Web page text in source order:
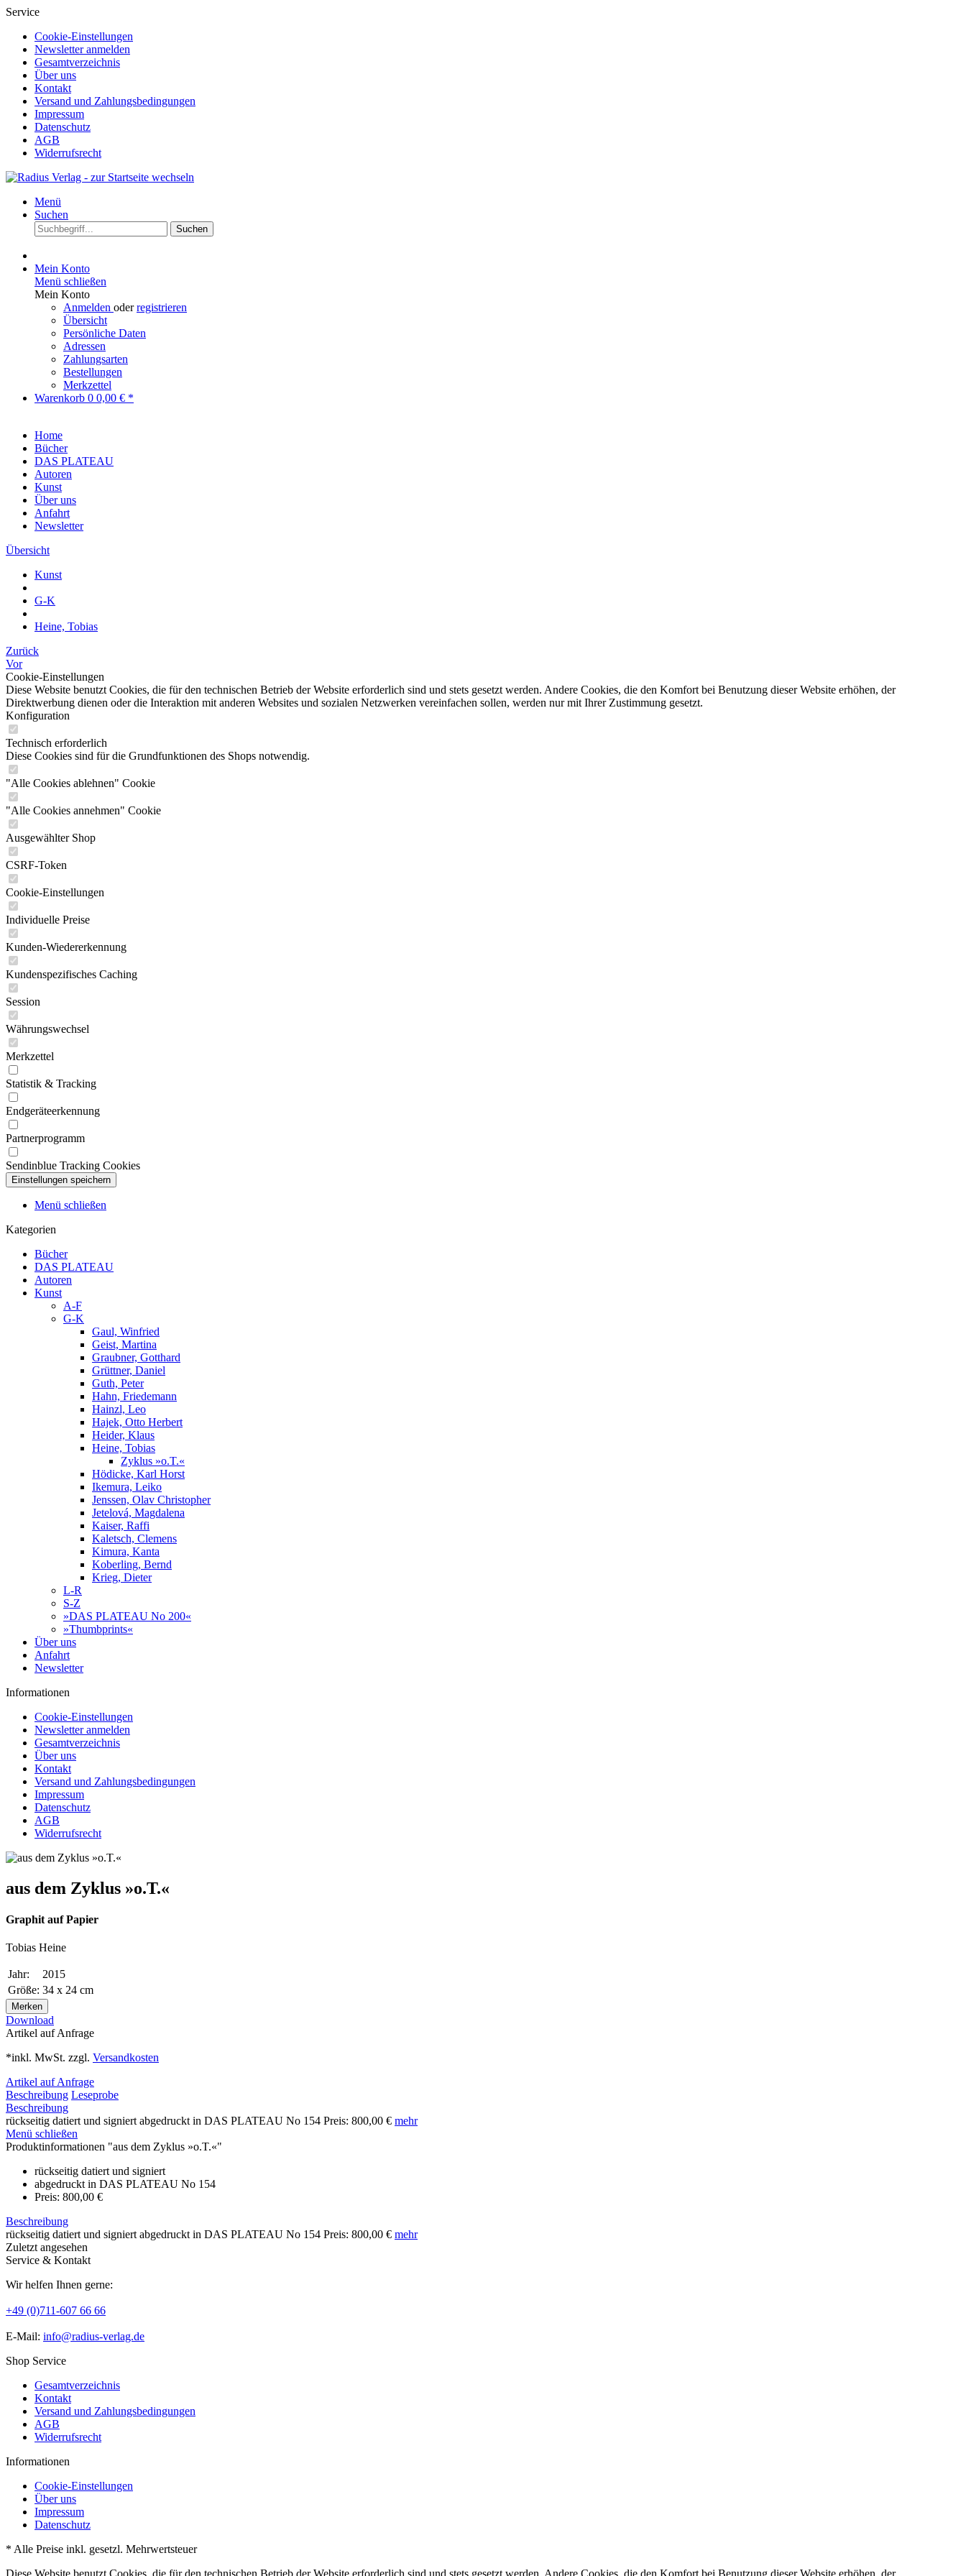
Service
Cookie-Einstellungen
Newsletter anmelden
Gesamtverzeichnis
Über uns
Kontakt
Versand und Zahlungsbedingungen
Impressum
Datenschutz
AGB
Widerrufsrecht
Menü
Suchen
Suchen
Mein Konto
Menü schließen
Mein Konto
Anmelden oderregistrieren
Übersicht
Persönliche Daten
Adressen
Zahlungsarten
Bestellungen
Merkzettel
Warenkorb 0 0,00 € *
Home
Bücher
DAS PLATEAU
Autoren
Kunst
Über uns
Anfahrt
Newsletter
Übersicht
Kunst
G-K
Heine, Tobias
Zurück
Vor
Cookie-Einstellungen
Diese Website benutzt Cookies, die für den technischen Betrieb der Website erforderlich sind und stets gesetzt werden. Andere Cookies, die den Komfort bei Benutzung dieser Website erhöhen, der
Direktwerbung dienen oder die Interaktion mit anderen Websites und sozialen Netzwerken vereinfachen sollen, werden nur mit Ihrer Zustimmung gesetzt.
Konfiguration
Technisch erforderlich
Diese Cookies sind für die Grundfunktionen des Shops notwendig.
"Alle Cookies ablehnen" Cookie
"Alle Cookies annehmen" Cookie
Ausgewählter Shop
CSRF-Token
Cookie-Einstellungen
Individuelle Preise
Kunden-Wiedererkennung
Kundenspezifisches Caching
Session
Währungswechsel
Merkzettel
Statistik & Tracking
Endgeräteerkennung
Partnerprogramm
Sendinblue Tracking Cookies
Menü schließen
Kategorien
Bücher
DAS PLATEAU
Autoren
Kunst
A-F
G-K
Gaul, Winfried
Geist, Martina
Graubner, Gotthard
Grüttner, Daniel
Guth, Peter
Hahn, Friedemann
Hainzl, Leo
Hajek, Otto Herbert
Heider, Klaus
Heine, Tobias
Zyklus »o.T.«
Hödicke, Karl Horst
Ikemura, Leiko
Jenssen, Olav Christopher
Jetelová, Magdalena
Kaiser, Raffi
Kaletsch, Clemens
Kimura, Kanta
Koberling, Bernd
Krieg, Dieter
L-R
S-Z
»DAS PLATEAU No 200«
»Thumbprints«
Über uns
Anfahrt
Newsletter
Informationen
Cookie-Einstellungen
Newsletter anmelden
Gesamtverzeichnis
Über uns
Kontakt
Versand und Zahlungsbedingungen
Impressum
Datenschutz
AGB
Widerrufsrecht
aus dem Zyklus »o.T.«
Graphit auf Papier
Tobias Heine
Jahr:
2015
Größe: 34 x 24 cm
Merken
Download
Artikel auf Anfrage
*inkl. MwSt. zzgl. Versandkosten
Artikel auf Anfrage
Beschreibung Leseprobe
Beschreibung
rückseitig datiert und signiert abgedruckt in DAS PLATEAU No 154 Preis: 800,00 € mehr
Menü schließen
Produktinformationen "aus dem Zyklus »o.T.«"
rückseitig datiert und signiert
abgedruckt in DAS PLATEAU No 154
Preis: 800,00 €
Beschreibung
rückseitig datiert und signiert abgedruckt in DAS PLATEAU No 154 Preis: 800,00 € mehr
Zuletzt angesehen
Service & Kontakt
Wir helfen Ihnen gerne:
+49 (0)711-607 66 66
E-Mail: info@radius-verlag.de
Shop Service
Gesamtverzeichnis
Kontakt
Versand und Zahlungsbedingungen
AGB
Widerrufsrecht
Informationen
Cookie-Einstellungen
Über uns
Impressum
Datenschutz
* Alle Preise inkl. gesetzl. Mehrwertsteuer